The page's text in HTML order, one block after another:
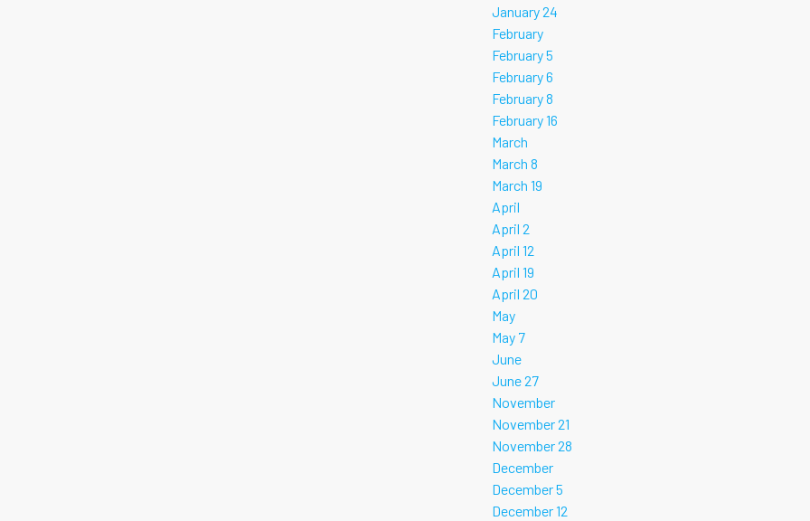
January 24
February
February 5
February 6
February 8
February 16
March
March 8
March 19
April
April 2
April 12
April 19
April 20
May
May 7
June
June 27
November
November 21
November 28
December
December 5
December 12